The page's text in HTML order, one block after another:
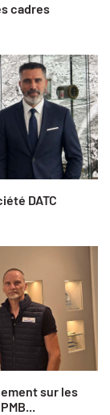
cadres
DATC
sur les